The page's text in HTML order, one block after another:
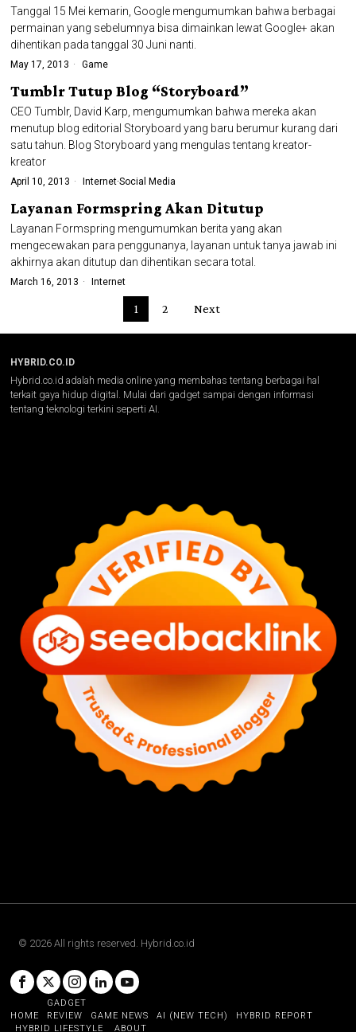
Tanggal 15 Mei kemarin, Google mengumumkan bahwa berbagai
permainan yang sebelumnya bisa dimainkan lewat Google+ akan
dihentikan pada tanggal 30 Juni nanti.
May 17, 2013 Game
Tumblr Tutup Blog “Storyboard”
CEO Tumblr, David Karp, mengumumkan bahwa mereka akan
menutup blog editorial Storyboard yang baru berumur kurang dari
satu tahun. Blog Storyboard yang mengulas tentang kreator-
kreator
April 10, 2013 Internet·Social Media
Layanan Formspring Akan Ditutup
Layanan Formspring mengumumkan berita yang akan
mengecewakan para penggunanya, layanan untuk tanya jawab ini
akhirnya akan ditutup dan dihentikan secara total.
March 16, 2013 Internet
1 2 Next
HYBRID.CO.ID
Hybrid.co.id adalah media online yang membahas tentang berbagai hal
terkait gaya hidup digital. Mulai dari gadget sampai dengan informasi
tentang teknologi terkini seperti AI.
© 2026 All rights reserved. Hybrid.co.id
HOME
GADGET
REVIEW
GAME NEWS AI (NEW TECH)
HYBRID REPORT
HYBRID LIFESTYLE
ABOUT